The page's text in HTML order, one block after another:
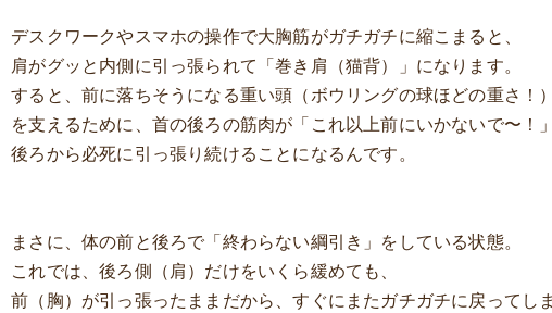
デスクワークやスマホの操作で大胸筋がガチガチに縮こまると、
肩がグッと内側に引っ張られて「巻き肩（猫背）」になります。
すると、前に落ちそうになる重い頭（ボウリングの球ほどの重さ！）
を支えるために、首の後ろの筋肉が「これ以上前にいかないで〜！」
後ろから必死に引っ張り続けることになるんです。
まさに、体の前と後ろで「終わらない綱引き」をしている状態。
これでは、後ろ側（肩）だけをいくら緩めても、
前（胸）が引っ張ったままだから、すぐにまたガチガチに戻ってしま